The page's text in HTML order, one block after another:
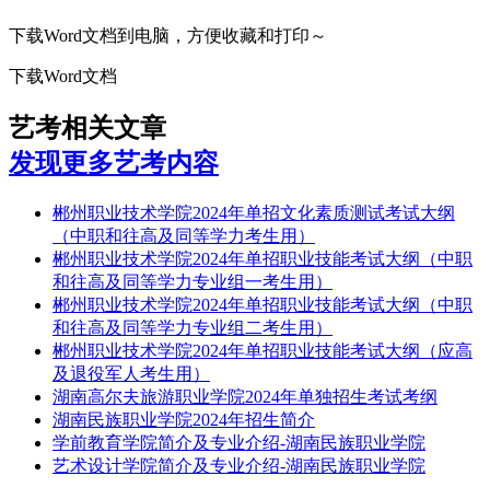
下载Word文档到电脑，方便收藏和打印～
下载Word文档
艺考相关文章
发现更多艺考内容
郴州职业技术学院2024年单招文化素质测试考试大纲
（中职和往高及同等学力考生用）
郴州职业技术学院2024年单招职业技能考试大纲（中职
和往高及同等学力专业组一考生用）
郴州职业技术学院2024年单招职业技能考试大纲（中职
和往高及同等学力专业组二考生用）
郴州职业技术学院2024年单招职业技能考试大纲（应高
及退役军人考生用）
湖南高尔夫旅游职业学院2024年单独招生考试考纲
湖南民族职业学院2024年招生简介
学前教育学院简介及专业介绍-湖南民族职业学院
艺术设计学院简介及专业介绍-湖南民族职业学院